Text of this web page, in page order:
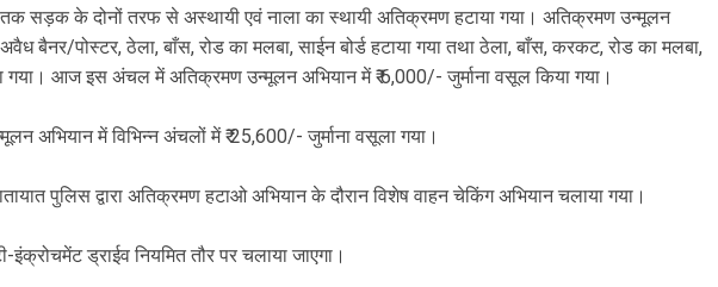
तक सड़क के दोनों तरफ से अस्थायी एवं नाला का स्थायी अतिक्रमण हटाया गया। अतिक्रमण उन्मूलन
बैनर/पोस्टर, ठेला, बाँस, रोड का मलबा, साईन बोर्ड हटाया गया तथा ठेला, बाँस, करकट, रोड का मलबा,
गया। आज इस अंचल में अतिक्रमण उन्मूलन अभियान में ₹ 6,000/- जुर्माना वसूल किया गया।
अभियान में विभिन्न अंचलों में ₹ 25,600/- जुर्माना वसूला गया।
पुलिस द्वारा अतिक्रमण हटाओ अभियान के दौरान विशेष वाहन चेकिंग अभियान चलाया गया।
ड्राईव नियमित तौर पर चलाया जाएगा।